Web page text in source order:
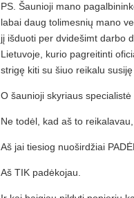
PS. Šaunioji mano
labai daug tolimesnių mano
jį išduoti per dvidešimt darbo
Lietuvoje, kurio pagreitinti
strigę kiti su šiuo reikalu
O šaunioji skyriaus
Ne todėl, kad aš to
Aš jai tiesiog nuoširdžiai
Aš TIK padėkojau.